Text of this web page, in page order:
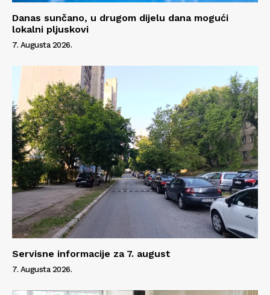
Danas sunčano, u drugom dijelu dana mogući
lokalni pljuskovi
7. Augusta 2026.
Servisne informacije za 7. august
7. Augusta 2026.